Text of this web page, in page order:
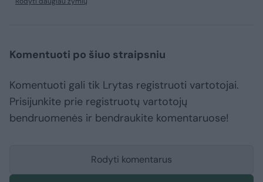
Komentuoti po šiuo straipsniu
Komentuoti gali tik Lrytas registruoti vartotojai.
Prisijunkite prie registruotų vartotojų
bendruomenės ir bendraukite komentaruose!
Rodyti komentarus